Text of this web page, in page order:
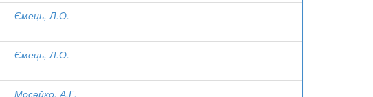
Ємець, Л.О.
Ємець, Л.О.
Мосейко, А.Г.